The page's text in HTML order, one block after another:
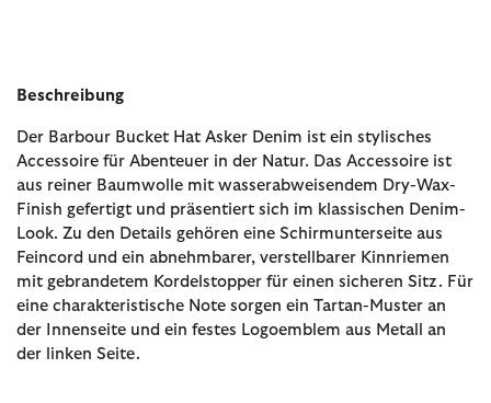
Beschreibung
Der Barbour Bucket Hat Asker Denim ist ein stylisches
Accessoire für Abenteuer in der Natur. Das Accessoire ist
aus reiner Baumwolle mit wasserabweisendem Dry-Wax-
Finish gefertigt und präsentiert sich im klassischen Denim-
Look. Zu den Details gehören eine Schirmunterseite aus
Feincord und ein abnehmbarer, verstellbarer Kinnriemen
mit gebrandetem Kordelstopper für einen sicheren Sitz. Für
eine charakteristische Note sorgen ein Tartan-Muster an
der Innenseite und ein festes Logoemblem aus Metall an
der linken Seite.